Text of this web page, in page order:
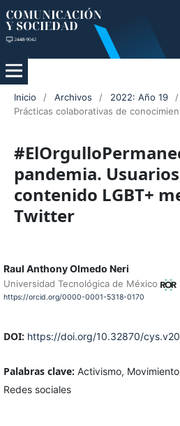
Inicio / Archivos / 2022: Año 19
/
Prácticas colaborativas de
pandemia.
contenido LGBT+
Twitter
Raul Anthony Olmedo Neri
Universidad Tecnológica de México
https://orcid.org/0000-0001-5318-0170
DOI: https://doi.org/10.32870/
Palabras clave: Activismo,
Redes sociales